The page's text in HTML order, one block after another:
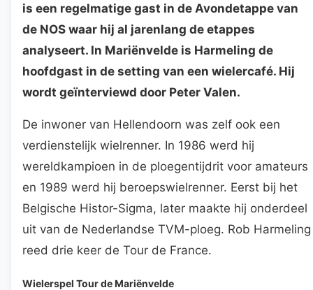
is een regelmatige gast in de Avondetappe van
de NOS waar hij al jarenlang de etappes
analyseert. In Mariënvelde is Harmeling de
hoofdgast in de setting van een wielercafé. Hij
wordt geïnterviewd door Peter Valen.
De inwoner van Hellendoorn was zelf ook een
verdienstelijk wielrenner. In 1986 werd hij
wereldkampioen in de ploegentijdrit voor amateurs
en 1989 werd hij beroepswielrenner. Eerst bij het
Belgische Histor-Sigma, later maakte hij onderdeel
uit van de Nederlandse TVM-ploeg. Rob Harmeling
reed drie keer de Tour de France.
Wielerspel Tour de Mariënvelde